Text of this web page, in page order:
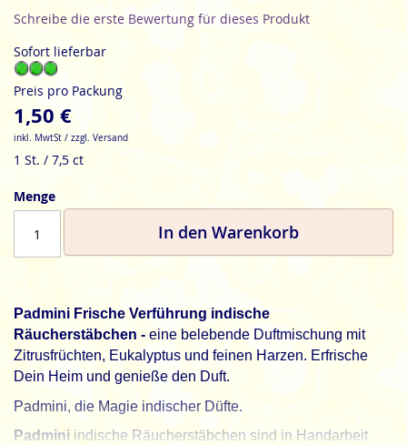
Schreibe die erste Bewertung für dieses Produkt
Sofort lieferbar
Preis pro Packung
1,50 €
inkl. MwtSt / zzgl. Versand
1 St. / 7,5 ct
Menge
In den Warenkorb
Padmini Frische Verführung indische
Räucherstäbchen - eine belebende Duftmischung mit
Zitrusfrüchten, Eukalyptus und feinen Harzen. Erfrische
Dein Heim und genieße den Duft.
Padmini, die Magie indischer Düfte.
Padmini indische Räucherstäbchen sind in Handarbeit